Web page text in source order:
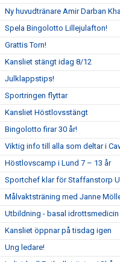
Ny huvudtränare Amir Darban
Spela Bingolotto Lillejulafton!
Grattis Torn!
Kansliet stängt idag 8/12
Julklappstips!
Sportringen flyttar
Kansliet Höstlovsstängt
Bingolotto firar 30 år!
Viktig info till alla som deltar i
Höstlovscamp i Lund 7 – 13 år
Sportchef klar för Staffanstorp
Målvaktsträning med Janne
Utbildning - basal idrottsmedicin
Kansliet öppnar på tisdag igen
Ung ledare!